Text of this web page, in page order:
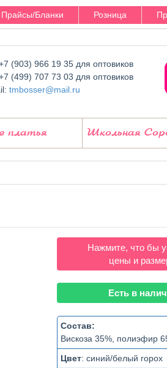
Прайсы/Бланки Розница
(903) 966 19 35 для оптовиков
(499) 707 73 03 для оптовиков
tmbosser@mail.ru
платья Школьная
Нажмите, что бы
цены и
Есть в
Состав:
Вискоза 35%, полиэфир
Цвет:синий/белый горох